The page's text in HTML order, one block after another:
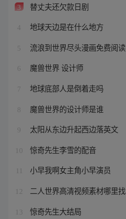
3 替丈夫还欠款日剧
4 地球天边是在什么地方
5 流浪到世界尽头漫画免费阅读
6 魔兽世界 设计师
7 地球底部人是倒着走吗
8 魔兽世界的设计师是谁
9 太阳从东边升起西边落英文
10 惊奇先生李雪的配音
小早我啊女主角小早演员
12 二人世界高清视频素材哪里找
13 惊奇先生大结局